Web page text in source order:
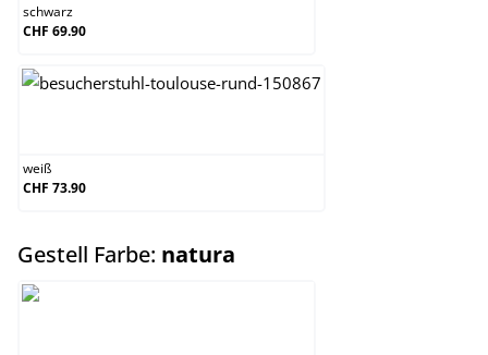
schwarz
CHF 69.90
weiß
CHF 73.90
Gestell Farbe: natura